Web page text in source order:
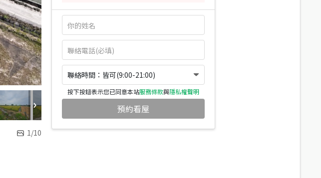
1/10
聯絡時間：皆可(9:00-21:00)
按下按鈕表示您已同意本站服務條款與隱私權聲明
預約看屋